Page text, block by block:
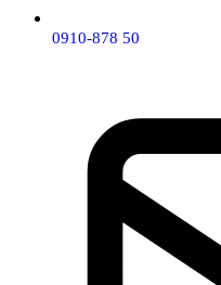
0910-878 50